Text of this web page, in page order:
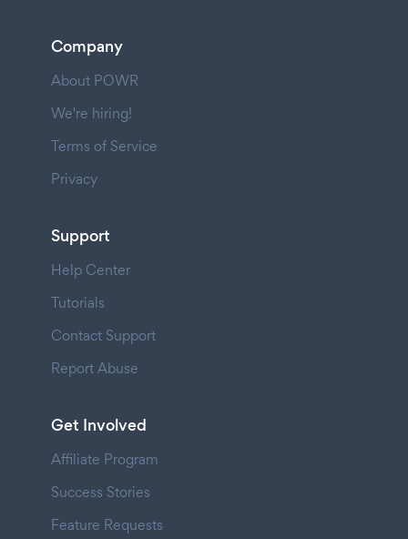
Company
About POWR
We're hiring!
Terms of Service
Privacy
Support
Help Center
Tutorials
Contact Support
Report Abuse
Get Involved
Affiliate Program
Success Stories
Feature Requests